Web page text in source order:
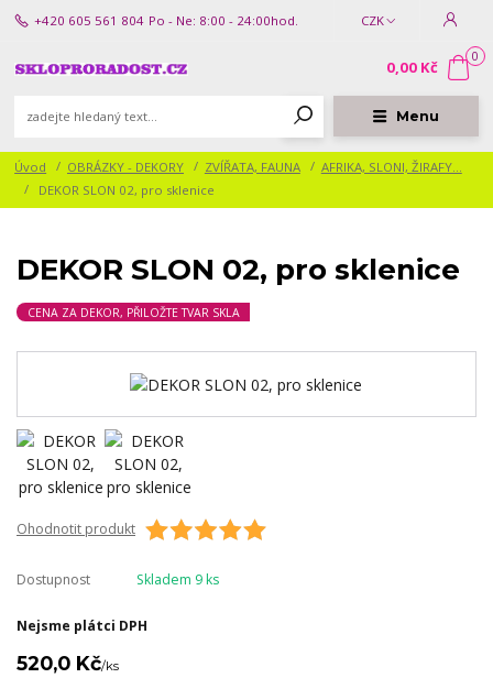
Menu
CZK
+420 605 561 804 Po - Ne: 8:00 - 24:00hod.
0
0,00 Kč
Úvod OBRÁZKY - DEKORY ZVÍŘATA, FAUNA
AFRIKA, SLONI, ŽIRAFY...
DEKOR SLON 02, pro sklenice
DEKOR SLON 02, pro sklenice
CENA ZA DEKOR, PŘILOŽTE TVAR SKLA
Ohodnotit produkt
Dostupnost Skladem 9 ks
Nejsme plátci DPH
520,0 Kč/ks